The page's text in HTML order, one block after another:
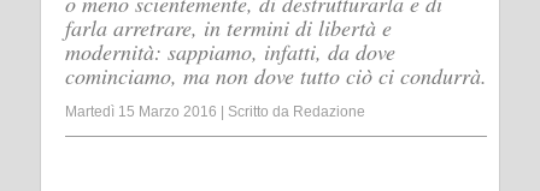
farla arretrare, in termini di libertà e
modernità: sappiamo, infatti, da dove
cominciamo, ma non dove tutto ciò ci condurrà.
Martedì 15 Marzo 2016 Scritto da Redazione